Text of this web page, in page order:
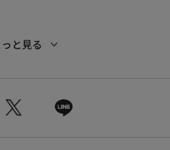
合がございます。
についている品質表示とアテンショ
と見る